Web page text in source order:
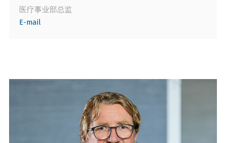
医疗事业部总监
E-mail